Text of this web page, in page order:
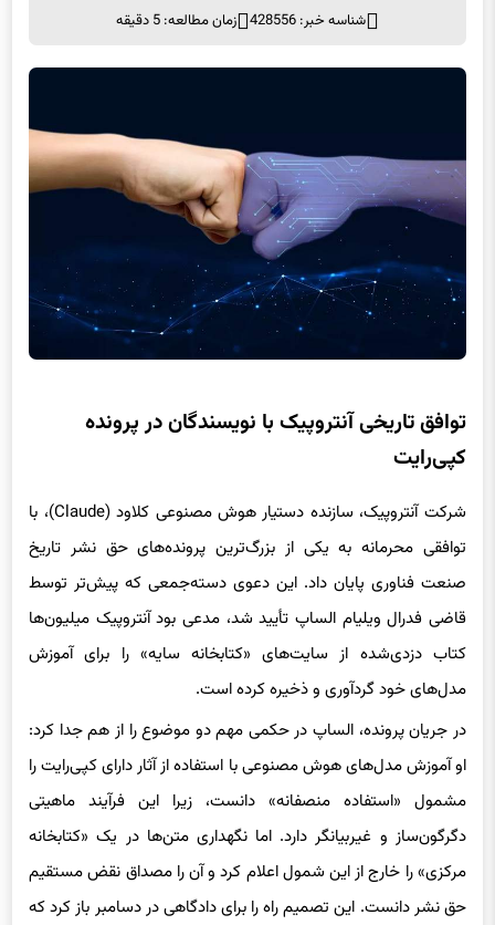
شناسه خبر: 428556
زمان مطالعه: 5 دقیقه
توافق تاریخی آنتروپیک با نویسندگان در پرونده
کپی‌رایت
شرکت آنتروپیک، سازنده دستیار هوش مصنوعی کلاود (Claude)، با
توافقی محرمانه به یکی از بزرگ‌ترین پرونده‌های حق نشر تاریخ
صنعت فناوری پایان داد. این دعوی دسته‌جمعی که پیش‌تر توسط
قاضی فدرال ویلیام الساپ تأیید شد، مدعی بود آنتروپیک میلیون‌ها
کتاب دزدی‌شده از سایت‌های «کتابخانه سایه» را برای آموزش
مدل‌های خود گردآوری و ذخیره کرده است.
در جریان پرونده، الساپ در حکمی مهم دو موضوع را از هم جدا کرد:
او آموزش مدل‌های هوش مصنوعی با استفاده از آثار دارای کپی‌رایت را
مشمول «استفاده منصفانه» دانست، زیرا این فرآیند ماهیتی
دگرگون‌ساز و غیر‌بیانگر دارد. اما نگهداری متن‌ها در یک «کتابخانه
مرکزی» را خارج از این شمول اعلام کرد و آن را مصداق نقض مستقیم
حق نشر دانست. این تصمیم راه را برای دادگاهی در دسامبر باز کرد که